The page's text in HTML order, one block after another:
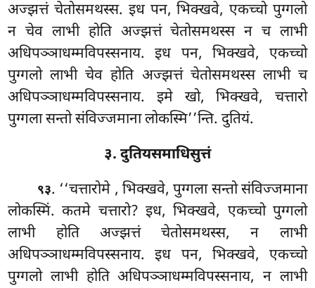
अज्झत्तं चेतोसमथस्स. इध पन, भिक्खवे, एकच्चो पुग्गलो
न चेव लाभी होति अज्झत्तं चेतोसमथस्स न च लाभी
अधिपञ्ञाधम्मविपस्सनाय. इध पन, भिक्खवे, एकच्चो
पुग्गलो लाभी चेव होति अज्झत्तं चेतोसमथस्स लाभी च
अधिपञ्ञाधम्मविपस्सनाय. इमे खो, भिक्खवे, चत्तारो
पुग्गला सन्तो संविज्जमाना लोकस्मि’’न्ति. दुतियं.
३. दुतियसमाधिसुत्तं
९३. ‘‘चत्तारोमे , भिक्खवे, पुग्गला सन्तो संविज्जमाना
लोकस्मिं. कतमे चत्तारो? इध, भिक्खवे, एकच्चो पुग्गलो
लाभी होति अज्झत्तं चेतोसमथस्स, न लाभी
अधिपञ्ञाधम्मविपस्सनाय. इध पन, भिक्खवे, एकच्चो
पुग्गलो लाभी होति अधिपञ्ञाधम्मविपस्सनाय, न लाभी